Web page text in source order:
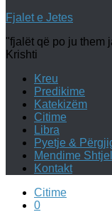
Fjalet e Jetes
"fjalët që po ju them
Krishti
Kreu
Predikime
Katekizëm
Citime
Libra
Pyetje &
Mendime
Kontakt
Citime
0